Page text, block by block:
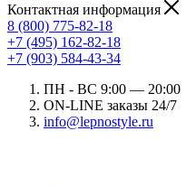
Контактная информация
8 (800) 775-82-18
+7 (495) 162-82-18
+7 (903) 584-43-34
ПН - ВС 9:00 — 20:00
ON-LINE заказы 24/7
info@lepnostyle.ru